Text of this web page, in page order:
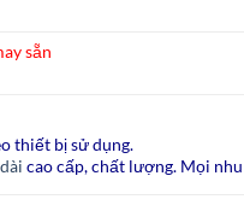
sẵn
thiết bị sử dụng.
cao cấp, chất lượng. Mọi